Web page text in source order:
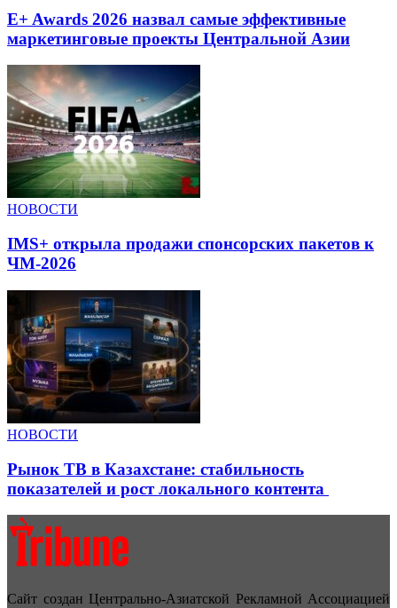
E+ Awards 2026 назвал самые эффективные
маркетинговые проекты Центральной Азии
НОВОСТИ
IMS+ открыла продажи спонсорских пакетов к
ЧМ-2026
НОВОСТИ
Рынок ТВ в Казахстане: стабильность
показателей и рост локального контента
Сайт создан Центрально-Азиатской Рекламной Ассоциацией